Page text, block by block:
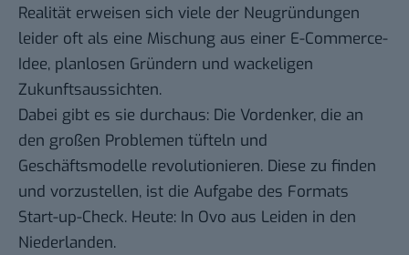
Realität erweisen sich viele der Neugründungen
leider oft als eine Mischung aus einer E-Commerce-
Idee, planlosen Gründern und wackeligen
Zukunftsaussichten.
Dabei gibt es sie durchaus: Die Vordenker, die an
den großen Problemen tüfteln und
Geschäftsmodelle revolutionieren. Diese zu finden
und vorzustellen, ist die Aufgabe des Formats
Start-up-Check. Heute: In Ovo aus Leiden in den
Niederlanden.